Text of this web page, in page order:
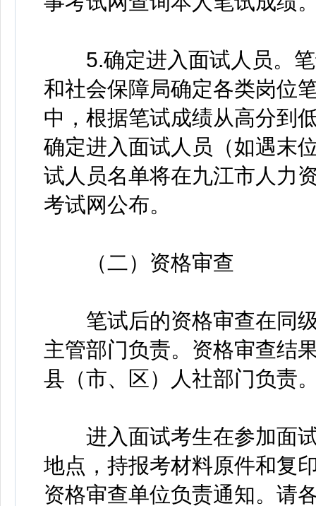
5.确定进入面试人员。笔
和社会保障局确定各类岗位
中，根据笔试成绩从高分到
确定进入面试人员（如遇末
试人员名单将在九江市人力
考试网公布。
（二）资格审查
笔试后的资格审查在同级
主管部门负责。资格审查结
县（市、区）人社部门负责
进入面试考生在参加面试
地点，持报考材料原件和复
资格审查单位负责通知。请